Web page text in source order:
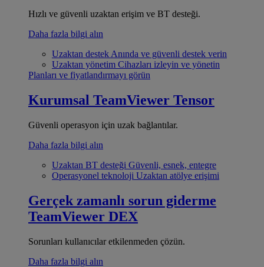
Hızlı ve güvenli uzaktan erişim ve BT desteği.
Daha fazla bilgi alın
Uzaktan destek Anında ve güvenli destek verin
Uzaktan yönetim Cihazları izleyin ve yönetin
Planları ve fiyatlandırmayı görün
Kurumsal TeamViewer Tensor
Güvenli operasyon için uzak bağlantılar.
Daha fazla bilgi alın
Uzaktan BT desteği Güvenli, esnek, entegre
Operasyonel teknoloji Uzaktan atölye erişimi
Gerçek zamanlı sorun giderme
TeamViewer DEX
Sorunları kullanıcılar etkilenmeden çözün.
Daha fazla bilgi alın